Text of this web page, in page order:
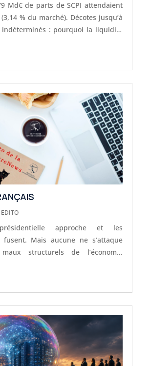
Md€ de parts de SCPI attendaient
% du marché). Décotes jusqu’à
indéterminés : pourquoi la liquidité
primer sur le seul rendement — et
EDITO
présidentielle approche et les
fusent. Mais aucune ne s’attaque
structurels de l’économie
fiscalité écrasante (348 taxes) et